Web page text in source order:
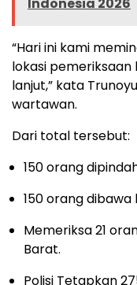
“Hari ini kami
lokasi pemeriksaan
lanjut,” kata
wartawan.
Dari total tersebut:
150 orang
150 orang
Memeriksa 21
Barat.
Polisi Tetapkan